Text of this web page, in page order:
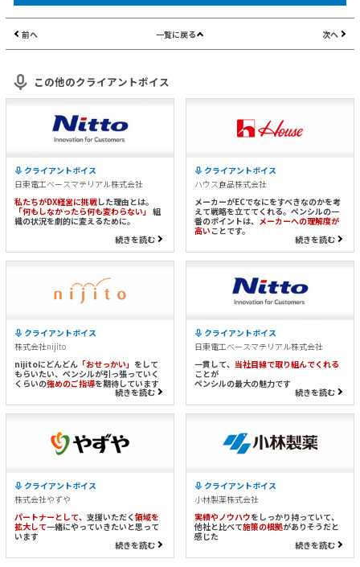
前へ 一覧に戻る 次へ
この他のクライアントボイス
クライアントボイス
日東電工ベースマテリアル株式会社
私たちがDX経営に挑戦した理由とは。
「何もしなかったら何も変わらない」 組
織の状況を劇的に変えるために。
続きを読む
クライアントボイス
ハウス食品株式会社
メーカーがECでなにをすべきなのかを考
えて戦略を立ててくれる。ペンシルの一
番のポイントは、 メーカーへの理解度が
高い ことです。
続きを読む
クライアントボイス
株式会社nijito
nijitoにどんどん 「おせっかい」 をして
もらいたい、ペンシルが引っ張っていく
くらいの強めのご指導を期待しています
続きを読む
クライアントボイス
日東電工ベースマテリアル株式会社
一貫して、 当社目線で取り組んでくれる
ことが
ペンシルの最大の魅力です
続きを読む
クライアントボイス
株式会社やずや
パートナーとして、支援いただく領域を
拡大して一緒にやっていきたいと思って
います
続きを読む
クライアントボイス
小林製薬株式会社
実績やノウハウをしっかり持っていて、
他社と比べて施策の根拠がありそうだと
感じた
続きを読む